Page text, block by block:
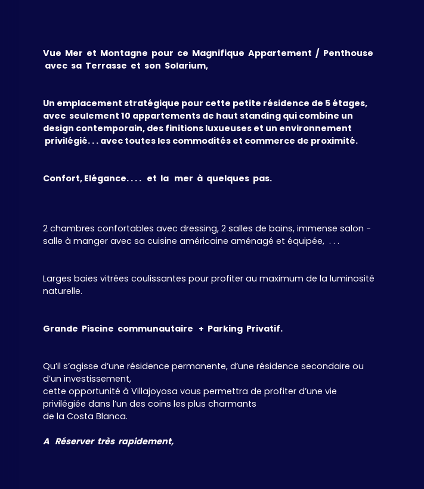
Vue Mer et Montagne pour ce Magnifique Appartement / Penthouse
avec sa Terrasse et son Solarium,
Un emplacement stratégique pour cette petite résidence de 5 étages,
avec seulement 10 appartements de haut standing qui combine un
design contemporain, des finitions luxueuses et un environnement
privilégié. . . avec toutes les commodités et commerce de proximité.
Confort, Elégance. . . . et la mer à quelques pas.
2 chambres confortables avec dressing, 2 salles de bains, immense salon -
salle à manger avec sa cuisine américaine aménagé et équipée, . . .
Larges baies vitrées coulissantes pour profiter au maximum de la luminosité
naturelle.
Grande Piscine communautaire + Parking Privatif.
Qu’il s’agisse d’une résidence permanente, d’une résidence secondaire ou
d’un investissement,
cette opportunité à Villajoyosa vous permettra de profiter d’une vie
privilégiée dans l’un des coins les plus charmants
de la Costa Blanca.
A Réserver très rapidement,